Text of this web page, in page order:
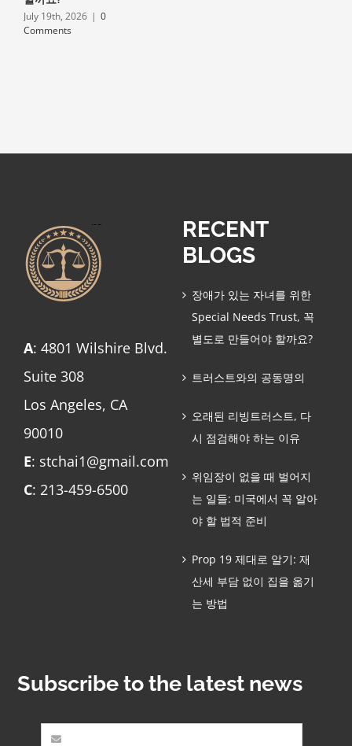
July 19th, 2026 | 0
Comments
A: 4801 Wilshire Blvd.
Suite 308
Los Angeles, CA
90010
E: stchai1@gmail.com
C: 213-459-6500
RECENT
BLOGS
장애가 있는 자녀를 위한
Special Needs Trust, 꼭
별도로 만들어야 할까요?
트러스트와의 공동명의
오래된 리빙트러스트, 다
시 점검해야 하는 이유
위임장이 없을 때 벌어지
는 일들: 미국에서 꼭 알아
야 할 법적 준비
Prop 19 제대로 알기: 재
산세 부담 없이 집을 옮기
는 방법
Subscribe to the latest news